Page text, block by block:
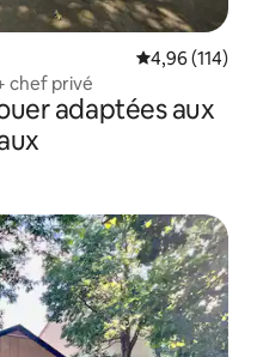
Note
4,96 (114)
chef privé
adaptées aux
les plus aimés